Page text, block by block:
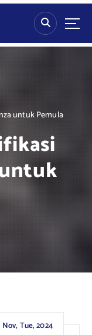
untuk Pemula
Nov, Tue, 2024